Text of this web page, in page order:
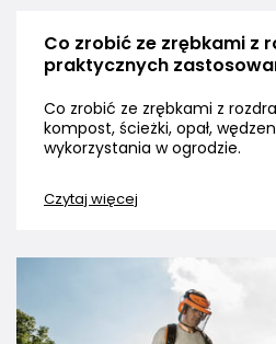
Co zrobić ze zrębkami z
praktycznych
Co zrobić ze zrębkami z
kompost, ścieżki, opał,
wykorzystania w ogrodzie.
Czytaj więcej